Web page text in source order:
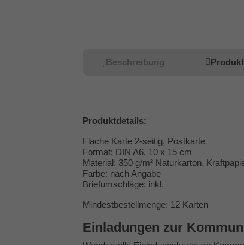
Beschreibung
Produktdetails:
Flache Karte 2-seitig, Postkarte
Format: DIN A6, 10 x 15 cm
Material: 350 g/m² Naturkarton,
Farbe: nach Angabe
Briefumschläge: inkl.
Mindestbestellmenge: 12 Karten
Einladungen zur